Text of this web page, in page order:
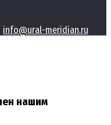
info@ural-meridian.ru
нашим